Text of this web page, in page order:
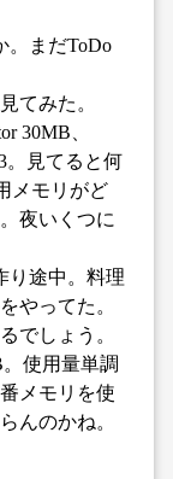
。まだToDo
てみた。
30MB、
。見てると何
メモリがど
夜いくつに
り途中。料理
やってた。
でしょう。
使用量単調
メモリを使
んのかね。